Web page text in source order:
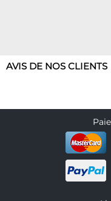
AVIS DE NOS CLIENTS